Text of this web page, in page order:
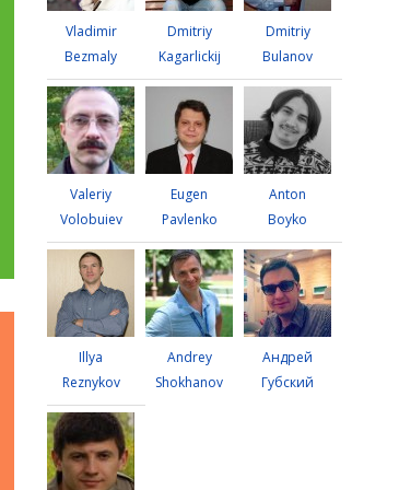
Vladimir
Bezmaly
Dmitriy
Kagarlickij
Dmitriy
Bulanov
Valeriy
Volobuiev
Eugen
Pavlenko
Anton
Boyko
Illya
Reznykov
Andrey
Shokhanov
Андрей
Губский